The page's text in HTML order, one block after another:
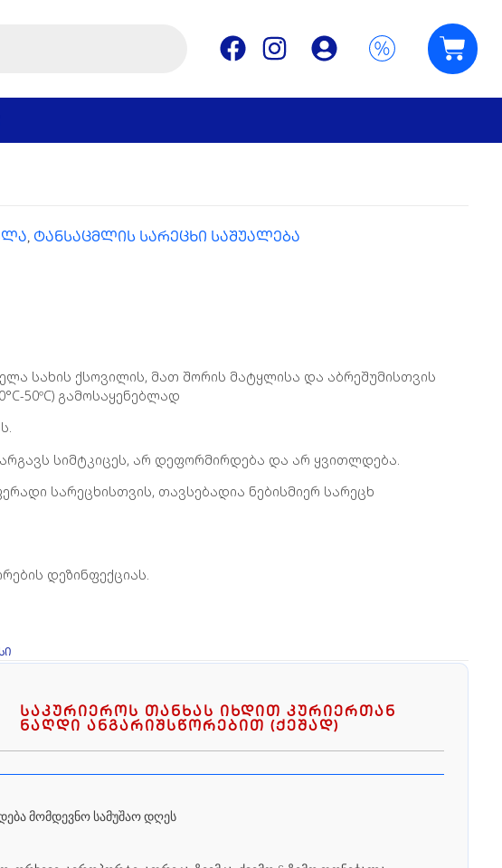
, ტანსაცმლის სარეცხი საშუალება
სახის ქსოვილის, მათ შორის მატყლისა და აბრეშუმისთვის
50ºC) გამოსაყენებლად
სიმტკიცეს, არ დეფორმირდება და არ ყვითლდება.
სარეცხისთვის, თავსებადია ნებისმიერ სარეცხ
დეზინფექციას.
საკურიეროს თანხას იხდით კურიერთან
ნაღდი ანგარიშსწორებით (ქეშად)
მომდევნო სამუშაო დღეს